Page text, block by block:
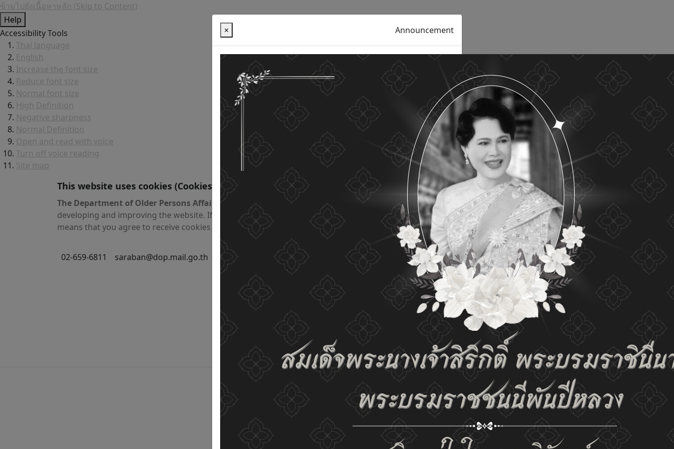
ข้ามไปยังเนื้อหาหลัก (Skip to Content)
Help
Accessibility Tools
Thai language
English
Increase the font size
Reduce font size
Normal font size
High Definition
Negative sharpness
Normal Definition
Open and read with voice
Turn off voice reading
Site map
This website uses cookies (Cookies)
The Department of Older Persons Affairs values ​​your personal information for the purpose of
developing and improving the website. If you use this website without changing any settings it
means that you agree to receive cookies on the website and our privacy policy.
See details Accept all
02-659-6811 saraban@dop.mail.go.th
Change display settings
ก-
CC
× Announcement